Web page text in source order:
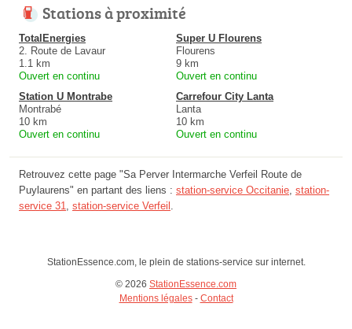
Stations à proximité
TotalEnergies
2. Route de Lavaur
1.1 km
Ouvert en continu
Super U Flourens
Flourens
9 km
Ouvert en continu
Station U Montrabe
Montrabé
10 km
Ouvert en continu
Carrefour City Lanta
Lanta
10 km
Ouvert en continu
Retrouvez cette page "Sa Perver Intermarche Verfeil Route de
Puylaurens" en partant des liens : station-service Occitanie station-
service 31
station-service Verfeil
StationEssence.com, le plein de stations-service sur internet.
© 2026 StationEssence.com
Mentions légales- Contact